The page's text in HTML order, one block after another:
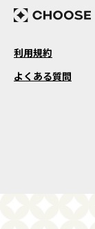
利用規約
よくある質問